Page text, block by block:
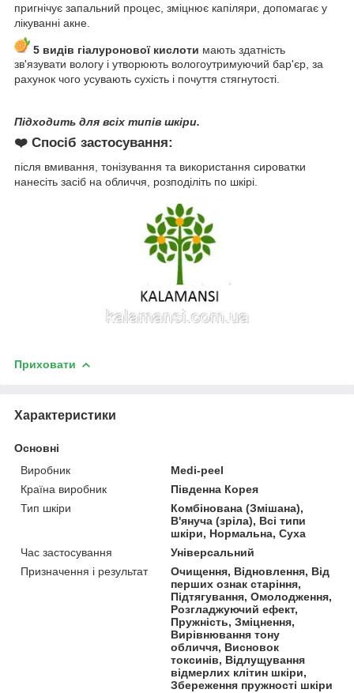
пригнічує запальний процес, зміцнює капіляри, допомагає у
лікуванні акне.
5 видів гіалуронової кислоти мають здатність
зв'язувати вологу і утворюють вологоутримуючий бар'єр, за
рахунок чого усувають сухість і почуття стягнутості.
Підходить для всіх типів шкіри.
❤️ Спосіб застосування:
після вмивання, тонізування та використання сироватки
нанесіть засіб на обличчя, розподіліть по шкірі.
Приховати
Характеристики
Основні
Виробник
Medi-peel
Країна виробник
Південна Корея
Тип шкіри
Комбінована (Змішана),
В'януча (зріла), Всі типи
шкіри, Нормальна, Суха
Час застосування
Універсальний
Призначення і результат
Очищення, Відновлення, Від
перших ознак старіння,
Підтягування, Омолодження,
Розгладжуючий ефект,
Пружність, Зміцнення,
Вирівнювання тону
обличчя, Висновок
токсинів, Відлущування
відмерлих клітин шкіри,
Збереження пружності шкіри